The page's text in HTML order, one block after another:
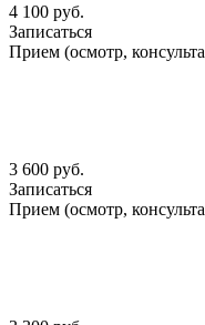
4 100 руб.
Записаться
Прием (осмотр,
3 600 руб.
Записаться
Прием (осмотр,